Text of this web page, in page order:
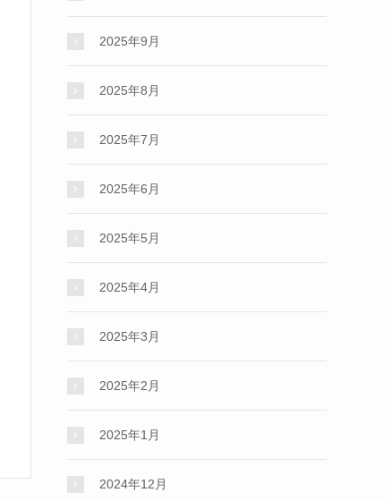
2025年9月
2025年8月
2025年7月
2025年6月
2025年5月
2025年4月
2025年3月
2025年2月
2025年1月
2024年12月